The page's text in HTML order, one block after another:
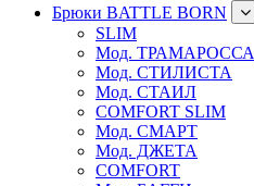
Брюки BATTLE BORN
SLIM
Мод. ТРАМАРОССА
Мод. СТИЛИСТА
Мод. СТАИЛ
COMFORT SLIM
Мод. СМАРТ
Мод. ДЖЕТА
COMFORT